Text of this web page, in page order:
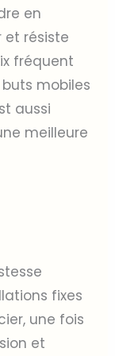
en
résiste
fréquent
mobiles
aussi
meilleure
fixes
une fois
et